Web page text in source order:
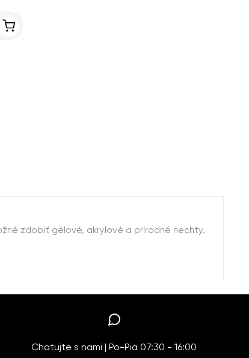
zdobiť gélové, akrylové a prírodné nechty.
Chatujte s nami | Po-Pia 07:30 - 16:00